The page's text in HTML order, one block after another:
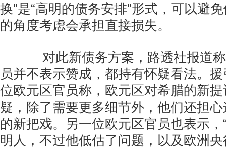
换”是“高明的债务安排”形式，可以避
的角度考虑会承担直接损失。
对此新债务方案，路透社报道称
员并不表示赞成，都持有怀疑看法。
位欧元区官员称，欧元区对希腊的新
疑，除了需要更多细节外，他们还担
的新把戏。另一位欧元区官员也表示
明人，不过他低估了问题，以及欧洲